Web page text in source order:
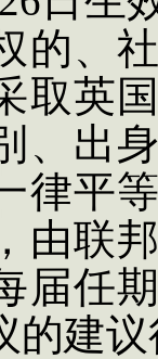
的、
取英
、出
律平
由联
届任
的建